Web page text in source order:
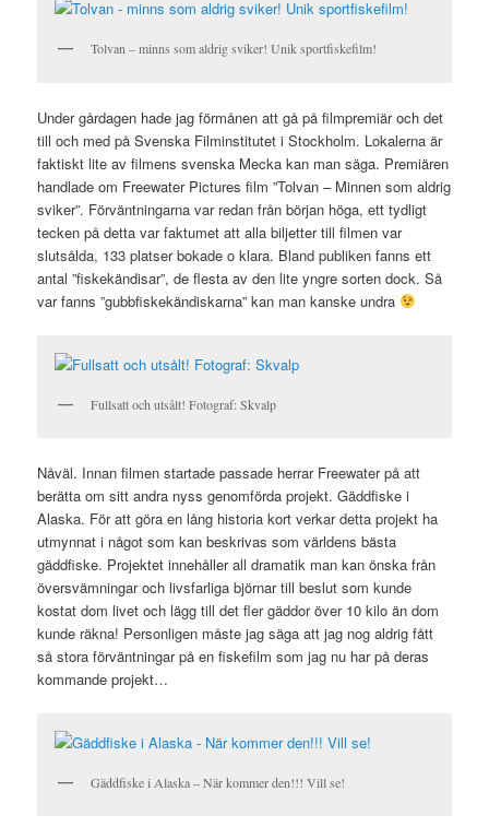
Tolvan – minns som aldrig sviker! Unik sportfiskefilm!
Under gårdagen hade jag förmånen att gå på filmpremiär och det
till och med på Svenska Filminstitutet i Stockholm. Lokalerna är
faktiskt lite av filmens svenska Mecka kan man säga. Premiären
handlade om Freewater Pictures film ”Tolvan – Minnen som aldrig
sviker”. Förväntningarna var redan från början höga, ett tydligt
tecken på detta var faktumet att alla biljetter till filmen var
slutsålda, 133 platser bokade o klara. Bland publiken fanns ett
antal ”fiskekändisar”, de flesta av den lite yngre sorten dock. Så
var fanns ”gubbfiskekändiskarna” kan man kanske undra
Fullsatt och utsålt! Fotograf: Skvalp
Nåväl. Innan filmen startade passade herrar Freewater på att
berätta om sitt andra nyss genomförda projekt. Gäddfiske i
Alaska. För att göra en lång historia kort verkar detta projekt ha
utmynnat i något som kan beskrivas som världens bästa
gäddfiske. Projektet innehåller all dramatik man kan önska från
översvämningar och livsfarliga björnar till beslut som kunde
kostat dom livet och lägg till det fler gäddor över 10 kilo än dom
kunde räkna! Personligen måste jag säga att jag nog aldrig fått
så stora förväntningar på en fiskefilm som jag nu har på deras
kommande projekt…
Gäddfiske i Alaska – När kommer den!!! Vill se!